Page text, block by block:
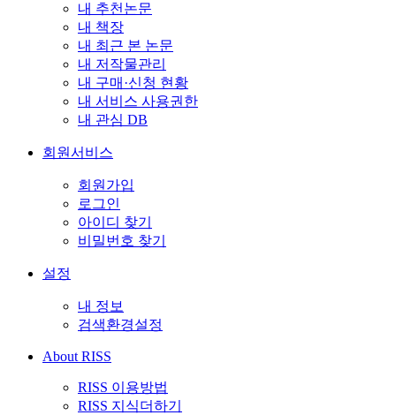
내 추천논문
내 책장
내 최근 본 논문
내 저작물관리
내 구매·신청 현황
내 서비스 사용권한
내 관심 DB
회원서비스
회원가입
로그인
아이디 찾기
비밀번호 찾기
설정
내 정보
검색환경설정
About RISS
RISS 이용방법
RISS 지식더하기